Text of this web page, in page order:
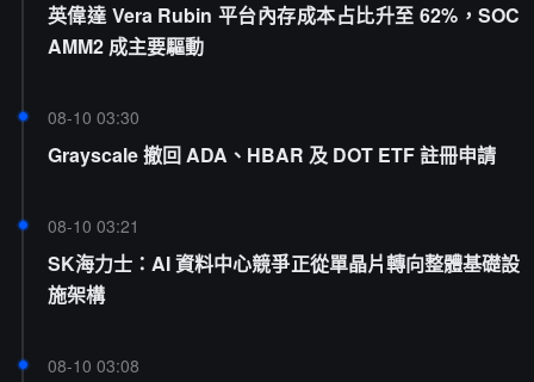
英偉達 Vera Rubin 平台內存成本占比升至 62%，SOC
AMM2 成主要驅動
08-10 03:30
Grayscale 撤回 ADA、HBAR 及 DOT ETF 註冊申請
08-10 03:21
SK海力士：AI 資料中心競爭正從單晶片轉向整體基礎設
施架構
08-10 03:08